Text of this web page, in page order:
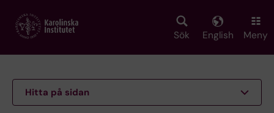
main
Sök English Meny
Hitta på sidan